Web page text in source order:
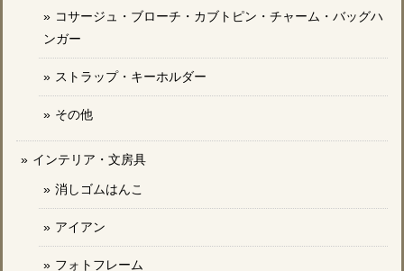
コサージュ・ブローチ・カブトピン・チャーム・バッグハ
ンガー
ストラップ・キーホルダー
その他
インテリア・文房具
消しゴムはんこ
アイアン
フォトフレーム